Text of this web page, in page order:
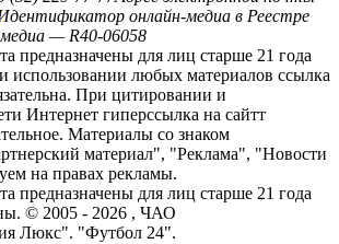
онлайн-медиа в Реестре
— R40-06058
предназначены для лиц старше 21 года
использовании любых материалов ссылка
При цитировании и
Интернет гиперссылка на сайтт
Материалы со знаком
материал", "Реклама", "Новости
на правах рекламы.
предназначены для лиц старше 21 года
© 2005 - 2026 , ЧАО
Люкс". "Футбол 24".